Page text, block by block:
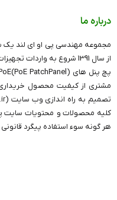
درباره ما
مجموعه مهندسی پی او ای لند یک
مشتری از کیفیت محصول خریداری
تصمیم به راه اندازی وب سایت (
کلیه محصولات و محتویات سایت
هر گونه سوء استفاده پیگرد قانونی